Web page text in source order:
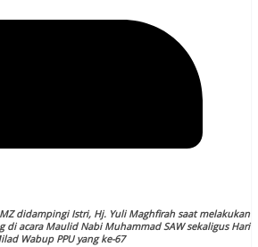
didampingi Istri, Hj. Yuli Maghfirah saat melakukan
di acara Maulid Nabi Muhammad SAW sekaligus Hari
Wabup PPU yang ke-67